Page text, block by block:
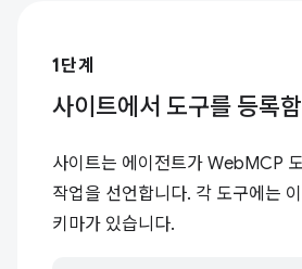
1단계
사이트에서 도구를 등록함
사이트는 에이전트가 WebMCP
작업을 선언합니다. 각 도구에는
키마가 있습니다.